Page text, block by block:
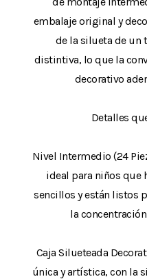
embalaje original y
de la silueta de un
distintiva, lo que la
decorativo
Detalles
Nivel Intermedio (24
ideal para niños que
sencillos y están listos
la
Caja Silueteada
única y artística, con la